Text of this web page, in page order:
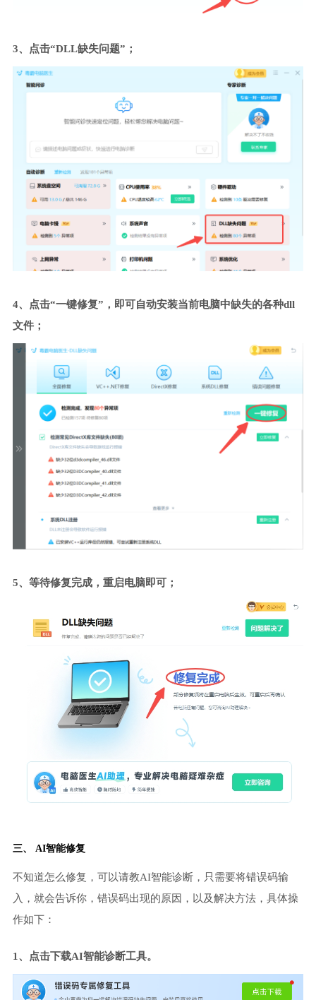
3、点击“DLL缺失问题”；
4、点击“一键修复”，即可自动安装当前电脑中缺失的各种dll
文件；
5、等待修复完成，重启电脑即可；
三、 AI智能修复
不知道怎么修复，可以请教AI智能诊断，只需要将错误码输
入，就会告诉你，错误码出现的原因，以及解决方法，具体操
作如下：
1、点击下载AI智能诊断工具。